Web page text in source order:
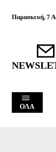
Παρασκευή, 7
ΟΛΑ